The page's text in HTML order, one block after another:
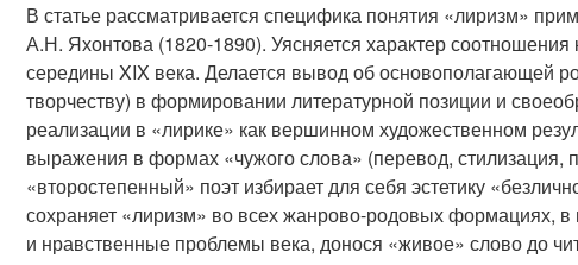
В статье рассматривается специфика понятия «лиризм»
А.Н. Яхонтова (1820-1890). Уясняется характер
середины XIX века. Делается вывод об основополагающей
творчеству) в формировании литературной позиции и
реализации в «лирике» как вершинном художественном
выражения в формах «чужого слова» (перевод, стилизация,
«второстепенный» поэт избирает для себя эстетику
сохраняет «лиризм» во всех жанрово-родовых формациях,
и нравственные проблемы века, донося «живое» слово до